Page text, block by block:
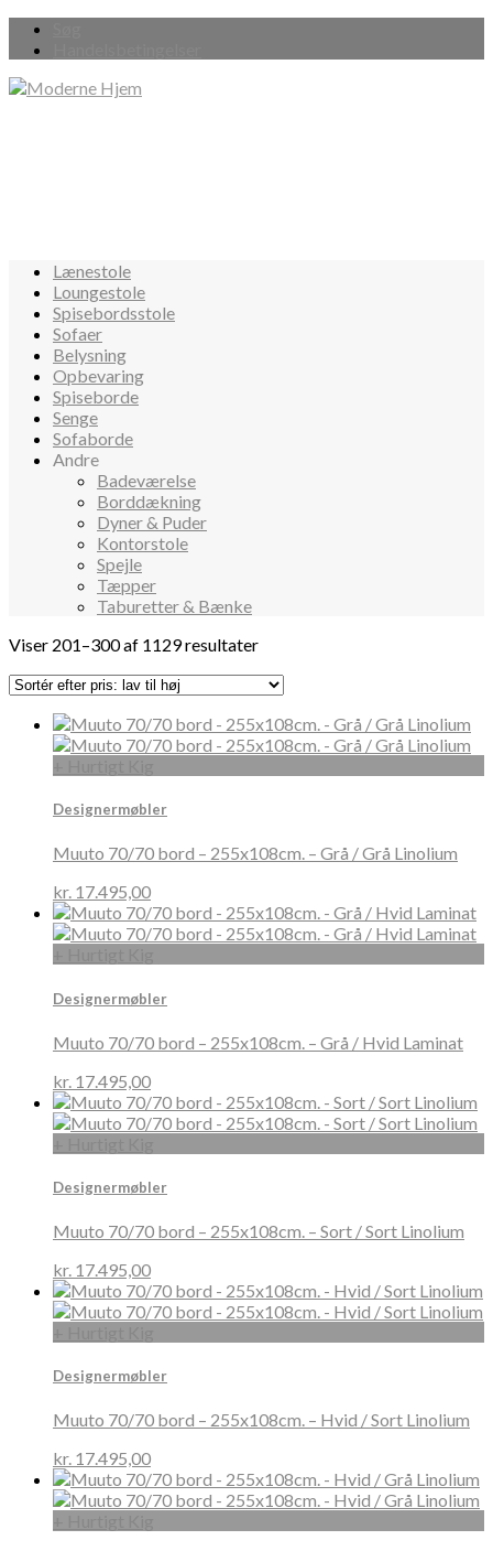
Lænestole
Loungestole
Spisebordsstole
Sofaer
Belysning
Opbevaring
Spiseborde
Senge
Sofaborde
Andre
Badeværelse
Borddækning
Dyner & Puder
Kontorstole
Spejle
Tæpper
Taburetter & Bænke
Viser 201–300 af 1129 resultaterSorted
price:
to
high
Designermøbler
Muuto 70/70 bord – 255x108cm. – Grå / Grå Linolium
kr. 17.495,00
Designermøbler
Muuto 70/70 bord – 255x108cm. – Grå / Hvid Laminat
kr. 17.495,00
Designermøbler
Muuto 70/70 bord – 255x108cm. – Sort / Sort Linolium
kr. 17.495,00
Designermøbler
Muuto 70/70 bord – 255x108cm. – Hvid / Sort Linolium
kr. 17.495,00